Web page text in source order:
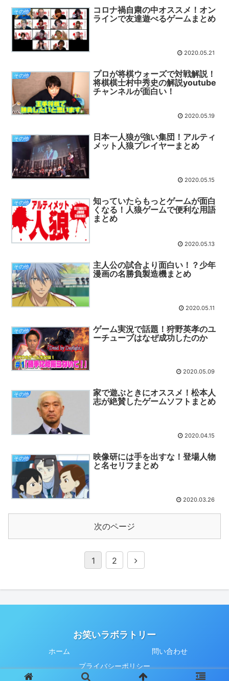
その他
コロナ禍自粛の中オススメ！オン
ラインで友達遊べるゲームまとめ
2020.05.21
その他
プロが将棋ウォーズで対戦解説！
将棋棋士村中秀史の解説youtube
チャンネルが面白い！
2020.05.19
その他
日本一人狼が強い集団！アルティ
メット人狼プレイヤーまとめ
2020.05.15
その他
知っていたらもっとゲームが面白
くなる！人狼ゲームで便利な用語
まとめ
2020.05.13
その他
主人公の試合より面白い！？少年
漫画の名勝負製造機まとめ
2020.05.11
その他
ゲーム実況で話題！狩野英孝のユ
ーチューブはなぜ成功したのか
2020.05.09
その他
家で遊ぶときにオススメ！松本人
志が絶賛したゲームソフトまとめ
2020.04.15
その他
映像研には手を出すな！登場人物
と名セリフまとめ
2020.03.26
次のページ
1 2
お笑いラボラトリー
ホーム
問い合わせ
プライバシーポリシー